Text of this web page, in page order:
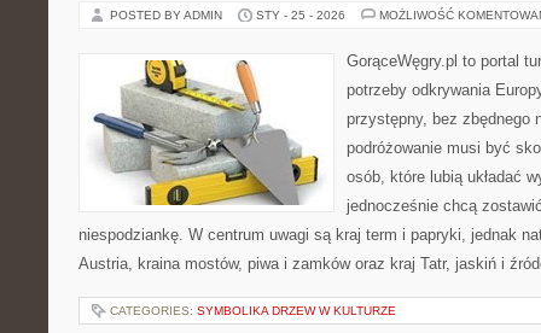
POSTED BY ADMIN STY - 25 - 2026 MOŻLIWOŚĆ
GorąceWęgry.pl to portal
potrzeby odkrywania
przystępny, bez zbędnego
podróżowanie musi być
osób, które lubią układać
jednocześnie chcą
niespodziankę. W centrum uwagi są kraj term i papryki, jednak
Austria, kraina mostów, piwa i zamków oraz kraj Tatr, jaskiń i
CATEGORIES: SYMBOLIKA DRZEW W KULTURZE